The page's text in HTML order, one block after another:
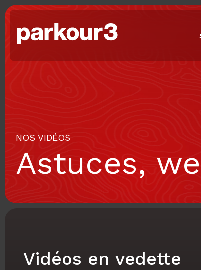
NOS VIDÉOS
Astuces,
Vidéos en vedette